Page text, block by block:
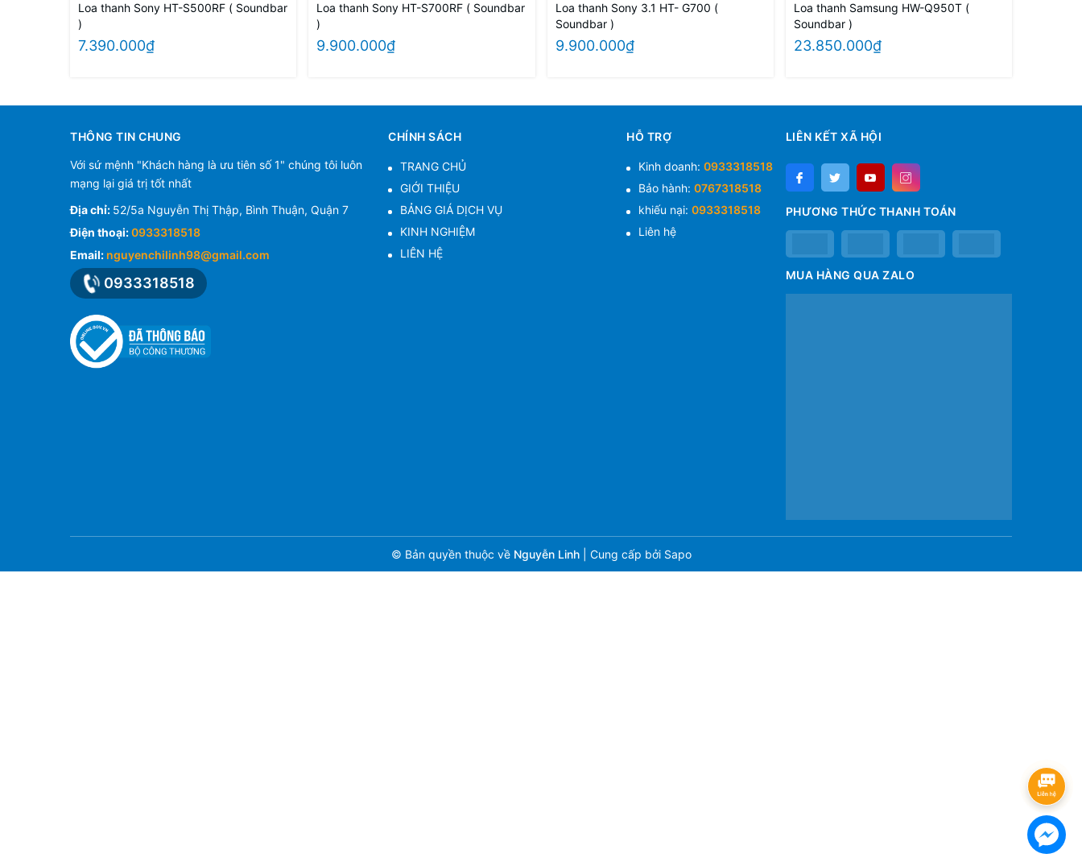
Loa thanh Sony HT-S500RF ( Soundbar
)
7.390.000₫
Loa thanh Sony HT-S700RF ( Soundbar
)
9.900.000₫
Loa thanh Sony 3.1 HT- G700 (
Soundbar )
9.900.000₫
Loa thanh Samsung HW-Q950T (
Soundbar )
23.850.000₫
THÔNG TIN CHUNG
Với sứ mệnh "Khách hàng là ưu tiên số 1" chúng tôi luôn
mạng lại giá trị tốt nhất
Địa chỉ: 52/5a Nguyễn Thị Thập, Bình Thuận, Quận 7
Điện thoại:0933318518
Email: nguyenchilinh98@gmail.com
0933318518
CHÍNH SÁCH
TRANG CHỦ
GIỚI THIỆU
BẢNG GIÁ DỊCH VỤ
KINH NGHIỆM
LIÊN HỆ
HỖ TRỢ
Kinh doanh:0933318518
Bảo hành:0767318518
khiếu nại:0933318518
Liên hệ
LIÊN KẾT XÃ HỘI
PHƯƠNG THỨC THANH TOÁN
MUA HÀNG QUA ZALO
© Bản quyền thuộc về Nguyễn Linh Cung cấp bởi Sapo